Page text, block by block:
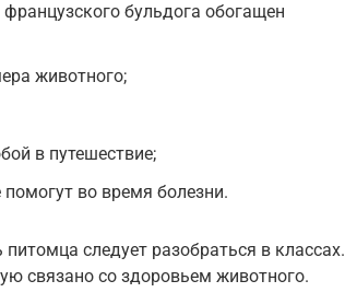
бульдога обогащен
животного;
в путешествие;
во время болезни.
следует разобраться в классах.
связано со здоровьем животного.